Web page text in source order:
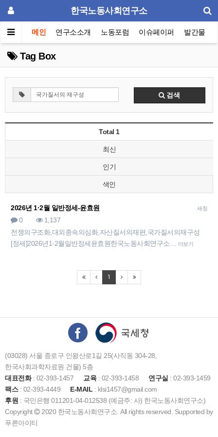
한국노동사회연구소
메인 연구소소개 노동포럼 이슈페이퍼 발간물
Tag Box
검색
Total 1
최신
인기
색인
새창
2026년 1·2월 일반정세-윤효원
0
1,137
전쟁의구조화,대외종속의심화,자산질서의재편,국가질서의재구성
[정세]2026년1·2월일반정세윤효원한국노동사회연구소…
더보기
1
(03028) 서울 종로구 인왕산로1길 25(사직동 304-28,
한국사회과학자료원 건물) 5층
대표전화: 02-393-1457 교육: 02-393-1458 연구실 : 02-393-1459
팩스: 02-393-4449 E-MAIL : klsi1457@gmail.com
후원 : 국민은행 011201-04-012538 (예금주: 사) 한국노동사회연구소)
Copyright
2020 한국노동사회연구소. All rights reserved. Supported by
푸른아이티